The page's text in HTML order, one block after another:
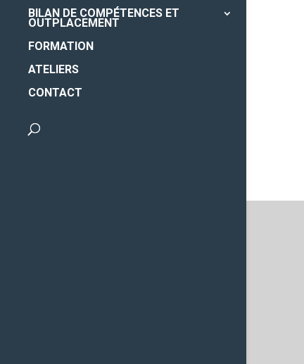
BILAN DE COMPÉTENCES ET
OUTPLACEMENT
FORMATION
ATELIERS
CONTACT